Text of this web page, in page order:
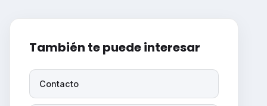
También te puede interesar
Contacto